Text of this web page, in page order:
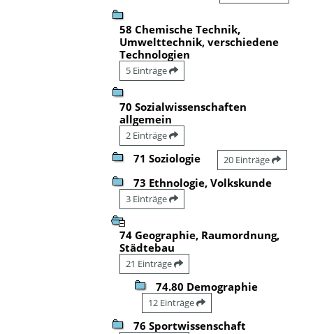
58 Chemische Technik,
Umwelttechnik, verschiedene
Technologien
5 Einträge
70 Sozialwissenschaften
allgemein
2 Einträge
71 Soziologie 20 Einträge
73 Ethnologie, Volkskunde
3 Einträge
74 Geographie, Raumordnung,
Städtebau
21 Einträge
74.80 Demographie
12 Einträge
76 Sportwissenschaft